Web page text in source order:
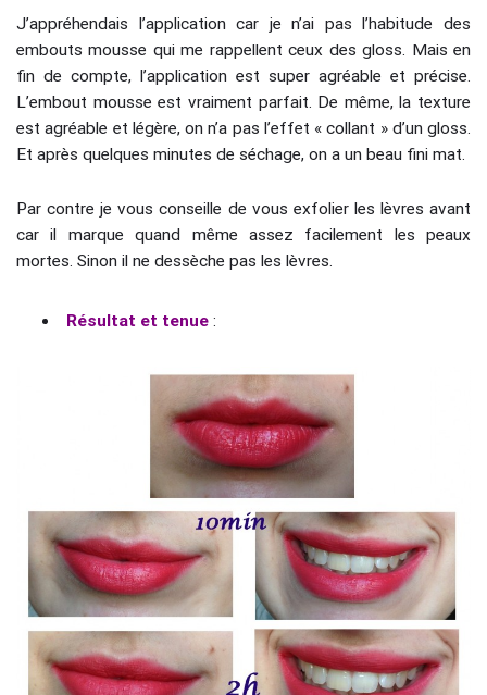
J’appréhendais l’application car je n’ai pas l’habitude des
embouts mousse qui me rappellent ceux des gloss. Mais en
fin de compte, l’application est super agréable et précise.
L’embout mousse est vraiment parfait. De même, la texture
est agréable et légère, on n’a pas l’effet « collant » d’un gloss.
Et après quelques minutes de séchage, on a un beau fini mat.
Par contre je vous conseille de vous exfolier les lèvres avant
car il marque quand même assez facilement les peaux
mortes. Sinon il ne dessèche pas les lèvres.
Résultat et tenue :